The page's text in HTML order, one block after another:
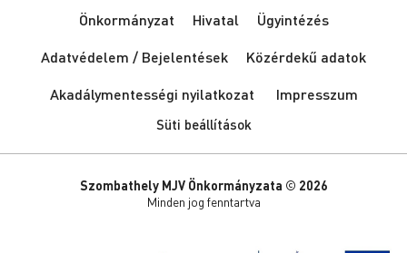
Önkormányzat Hivatal
Ügyintézés
Adatvédelem / Bejelentések
Közérdekű adatok
Akadálymentességi nyilatkozat
Impresszum
Süti beállítások
Szombathely MJV Önkormányzata © 2026
Minden jog fenntartva